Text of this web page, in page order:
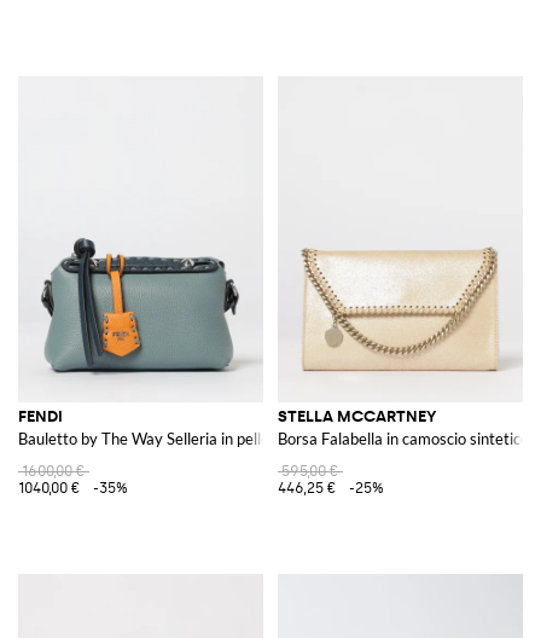
FENDI
Bauletto by The Way Selleria in pelle a grana
1600,00 €
1040,00 €
-35%
STELLA MCCARTNEY
Borsa Falabella in camoscio sintetico
595,00 €
446,25 €
-25%